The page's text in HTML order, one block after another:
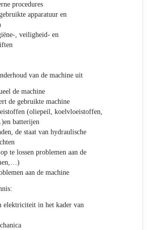
procedures
apparatuur en
, veiligheid- en
van de machine uit
de machine
de gebruikte machine
(oliepeil, koelvloeistoffen,
batterijen
de staat van hydraulische
te lossen problemen aan de
aan de machine
elektriciteit in het kader van